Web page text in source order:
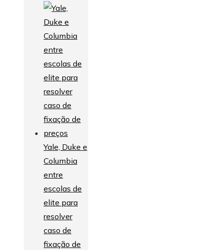
Yale, Duke e
Columbia
entre
escolas de
elite para
resolver
caso de
fixação de